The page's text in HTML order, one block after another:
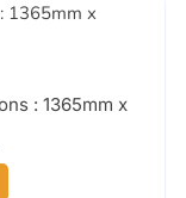
: 1365mm x